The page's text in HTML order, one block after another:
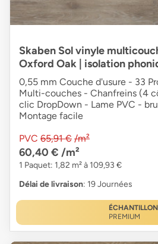
Skaben Sol vinyle
Oxford Oak | isolation
0,55 mm Couche d'usure - 33
Multi-couches - Chanfreins (4
clic DropDown - Lame PVC -
Montage facile
PVC 65,91 € /m²
60,40 € /m²
1 Paquet: 1,82 m² à 109,93 €
Délai de livraison: 19 Journées
ÉCHANTILLON
PREMIUM